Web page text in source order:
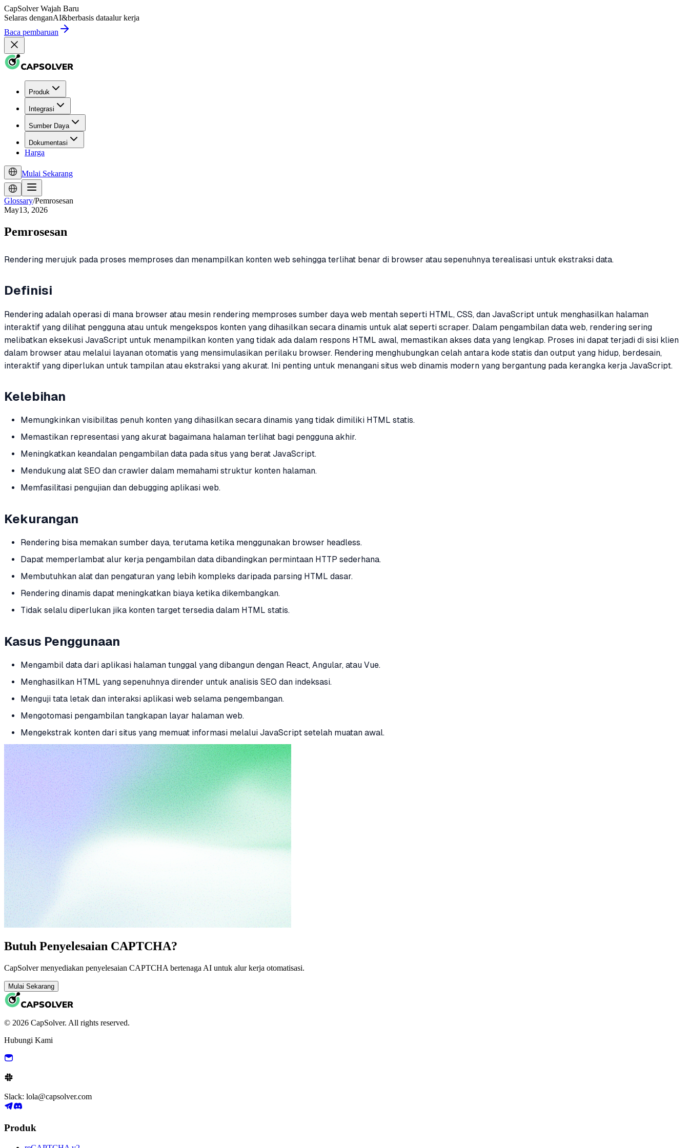
CapSolver Wajah Baru
Selaras denganAI&berbasis dataalur kerja
Baca pembaruan
Produk
Integrasi
Sumber Daya
Dokumentasi
Harga
Mulai Sekarang
Glossary/Pemrosesan
May13, 2026
Pemrosesan
Rendering merujuk pada proses memproses dan menampilkan konten web sehingga terlihat benar di browser atau sepenuhnya terealisasi untuk ekstraksi data.
Definisi
Rendering adalah operasi di mana browser atau mesin rendering memproses sumber daya web mentah seperti HTML, CSS, dan JavaScript untuk menghasilkan halaman
interaktif yang dilihat pengguna atau untuk mengekspos konten yang dihasilkan secara dinamis untuk alat seperti scraper. Dalam pengambilan data web, rendering sering
melibatkan eksekusi JavaScript untuk menampilkan konten yang tidak ada dalam respons HTML awal, memastikan akses data yang lengkap. Proses ini dapat terjadi di sisi klien
dalam browser atau melalui layanan otomatis yang mensimulasikan perilaku browser. Rendering menghubungkan celah antara kode statis dan output yang hidup, berdesain,
interaktif yang diperlukan untuk tampilan atau ekstraksi yang akurat. Ini penting untuk menangani situs web dinamis modern yang bergantung pada kerangka kerja JavaScript.
Kelebihan
Memungkinkan visibilitas penuh konten yang dihasilkan secara dinamis yang tidak dimiliki HTML statis.
Memastikan representasi yang akurat bagaimana halaman terlihat bagi pengguna akhir.
Meningkatkan keandalan pengambilan data pada situs yang berat JavaScript.
Mendukung alat SEO dan crawler dalam memahami struktur konten halaman.
Memfasilitasi pengujian dan debugging aplikasi web.
Kekurangan
Rendering bisa memakan sumber daya, terutama ketika menggunakan browser headless.
Dapat memperlambat alur kerja pengambilan data dibandingkan permintaan HTTP sederhana.
Membutuhkan alat dan pengaturan yang lebih kompleks daripada parsing HTML dasar.
Rendering dinamis dapat meningkatkan biaya ketika dikembangkan.
Tidak selalu diperlukan jika konten target tersedia dalam HTML statis.
Kasus Penggunaan
Mengambil data dari aplikasi halaman tunggal yang dibangun dengan React, Angular, atau Vue.
Menghasilkan HTML yang sepenuhnya dirender untuk analisis SEO dan indeksasi.
Menguji tata letak dan interaksi aplikasi web selama pengembangan.
Mengotomasi pengambilan tangkapan layar halaman web.
Mengekstrak konten dari situs yang memuat informasi melalui JavaScript setelah muatan awal.
Butuh Penyelesaian CAPTCHA?
CapSolver menyediakan penyelesaian CAPTCHA bertenaga AI untuk alur kerja otomatisasi.
Mulai Sekarang
© 2026 CapSolver. All rights reserved.
Hubungi Kami
Slack: lola@capsolver.com
Produk